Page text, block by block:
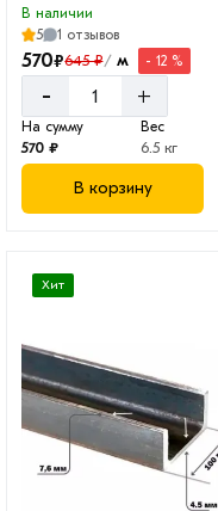
В наличии
5
1 отзывов
570₽645 ₽/ м - 12 %
- +
На сумму
570 ₽
Вес
6.5 кг
В корзину
Хит